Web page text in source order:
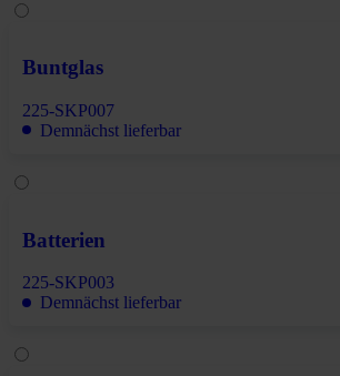
Buntglas
225-SKP007
Demnächst lieferbar
Batterien
225-SKP003
Demnächst lieferbar